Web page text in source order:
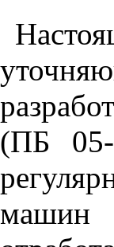
(ПБ 05-
машин